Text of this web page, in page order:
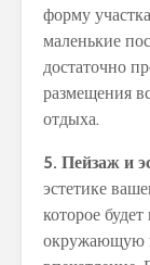
форму
маленькие
достаточно
размещения
отдыха.
5. Пейзаж и
эстетике
которое
окружающую